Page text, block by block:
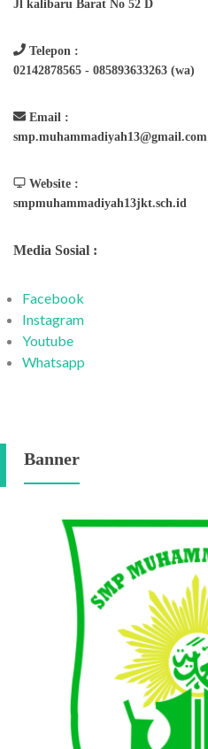
Jl kalibaru Barat No 52 D
Telepon :
02142878565 - 085893633263 (wa)
Email :
smp.muhammadiyah13@gmail.com
Website :
smpmuhammadiyah13jkt.sch.id
Media Sosial :
Facebook
Instagram
Youtube
Whatsapp
Banner